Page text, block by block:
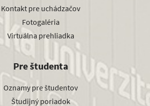
Kontakt pre uchádzačov
Fotogaléria
Virtuálna prehliadka
Pre študenta
Oznamy pre študentov
Študijný poriadok